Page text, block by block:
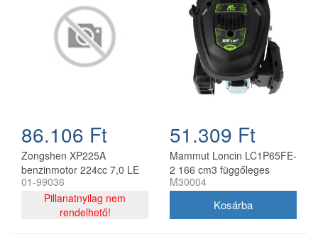
86.106 Ft
Zongshen XP225A
benzinmotor 224cc 7,0 LE
22,2 x 70 mm auto-choke
01-99036
Pillanatnyilag nem
rendelhető!
51.309 Ft
Mammut Loncin LC1P65FE-
2 166 cm3 függőleges
főtengelyű fékes motor
M30004